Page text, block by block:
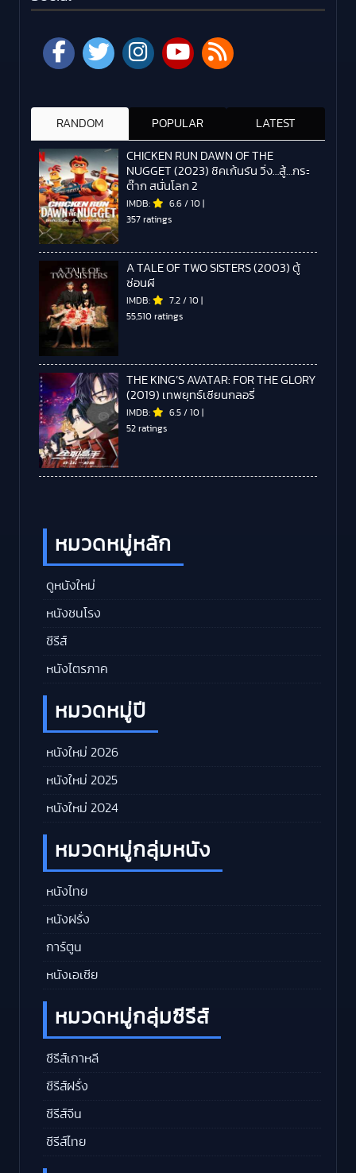
RANDOM POPULAR LATEST
CHICKEN RUN DAWN OF THE
NUGGET (2023) ชิคเก้นรัน วิ่ง…สู้…กระ
ต๊าก สนั่นโลก 2
IMDB: 6.6 / 10
357 ratings
A TALE OF TWO SISTERS (2003) ตู้
ซ่อนผี
IMDB: 7.2 / 10
55,510 ratings
THE KING’S AVATAR: FOR THE GLORY
(2019) เทพยุทธ์เซียนกลอรี่
IMDB: 6.5 / 10
52 ratings
หมวดหมู่หลัก
ดูหนังใหม่
หนังชนโรง
ซีรีส์
หนังไตรภาค
หมวดหมู่ปี
หนังใหม่ 2026
หนังใหม่ 2025
หนังใหม่ 2024
หมวดหมู่กลุ่มหนัง
หนังไทย
หนังฝรั่ง
การ์ตูน
หนังเอเชีย
หมวดหมู่กลุ่มซีรีส์
ซีรีส์เกาหลี
ซีรีส์ฝรั่ง
ซีรีส์จีน
ซีรีส์ไทย